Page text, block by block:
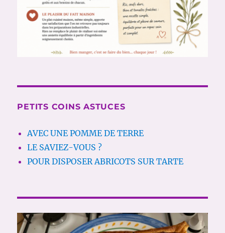
PETITS COINS ASTUCES
AVEC UNE POMME DE TERRE
LE SAVIEZ-VOUS ?
POUR DISPOSER ABRICOTS SUR TARTE